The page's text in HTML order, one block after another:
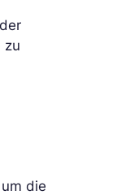
zu
die